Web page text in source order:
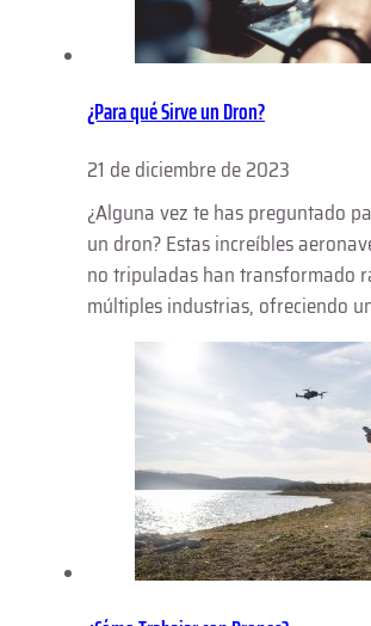
¿Para qué Sirve un Dron?
21 de diciembre de 2023
¿Alguna vez te has preguntado
un dron? Estas increíbles
no tripuladas han transformado
múltiples industrias, ofreciendo